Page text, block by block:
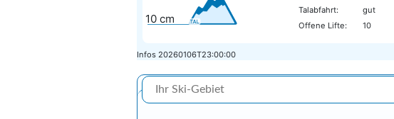
10 cm
Talabfahrt:
gut
Offene Lifte:
10
Infos 20260106T23:00:00